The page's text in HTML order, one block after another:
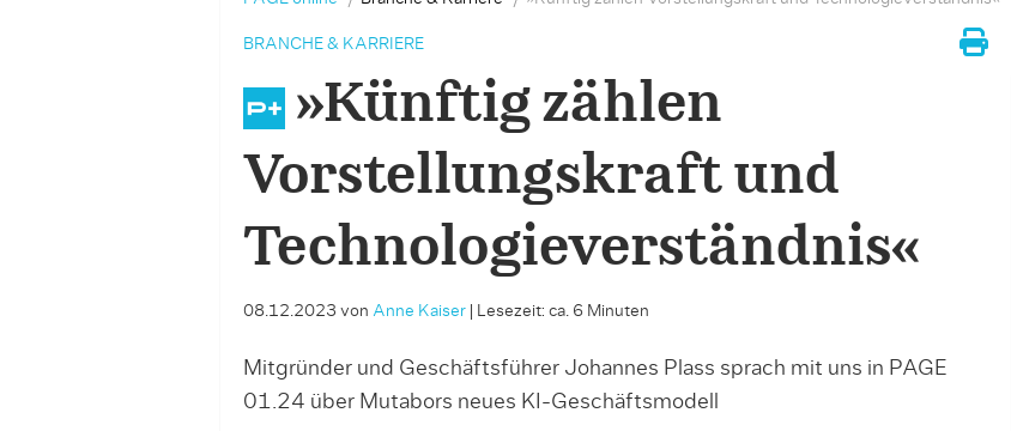
BRANCHE & KARRIERE
»Künftig zählen
Vorstellungskraft und
Technologieverständnis«
08.12.2023 von Anne Kaiser| Lesezeit: ca. 6 Minuten
Mitgründer und Geschäftsführer Johannes Plass sprach mit uns in PAGE
01.24 über Mutabors neues KI-Geschäftsmodell